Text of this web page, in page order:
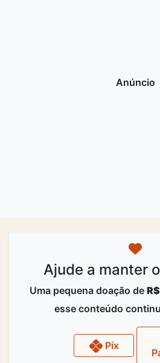
Ajude a manter
Uma pequena doação de
esse conteúdo
Pix